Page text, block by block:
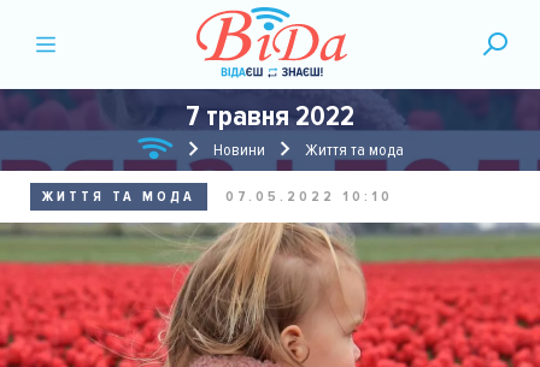
7 травня 2022
Новини Життя та мода
ЖИТТЯ ТА МОДА 07.05.2022 10:10